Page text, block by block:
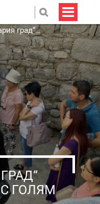
“Лято в Стария град“ стартира днес с голям концерт в Епископската базилика
ГОЛЯМ